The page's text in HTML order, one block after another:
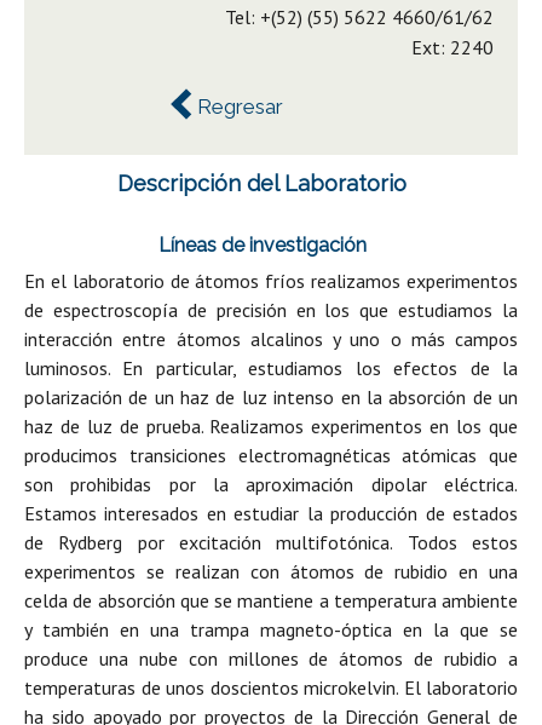
Tel: +(52) (55) 5622 4660/61/62
Ext: 2240
Regresar
Descripción del Laboratorio
Líneas de investigación
En el laboratorio de átomos fríos realizamos experimentos
de espectroscopía de precisión en los que estudiamos la
interacción entre átomos alcalinos y uno o más campos
luminosos. En particular, estudiamos los efectos de la
polarización de un haz de luz intenso en la absorción de un
haz de luz de prueba. Realizamos experimentos en los que
producimos transiciones electromagnéticas atómicas que
son prohibidas por la aproximación dipolar eléctrica.
Estamos interesados en estudiar la producción de estados
de Rydberg por excitación multifotónica. Todos estos
experimentos se realizan con átomos de rubidio en una
celda de absorción que se mantiene a temperatura ambiente
y también en una trampa magneto-óptica en la que se
produce una nube con millones de átomos de rubidio a
temperaturas de unos doscientos microkelvin. El laboratorio
ha sido apoyado por proyectos de la Dirección General de